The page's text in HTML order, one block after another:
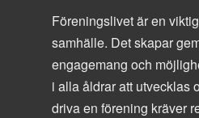
Föreningslivet är en
samhälle. Det skapar
engagemang och
i alla åldrar att utvecklas
driva en förening kräver